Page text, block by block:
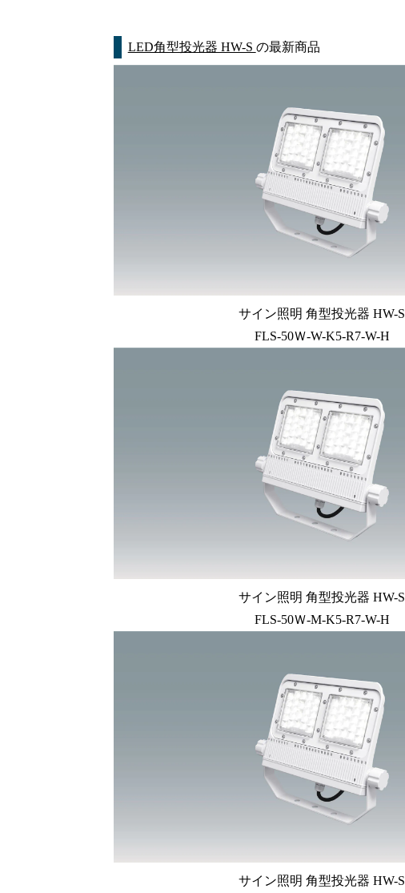
LED角型投光器 HW-S の最新商品
サイン照明 角型投光器 HW-S
FLS-50Ｗ-W-K5-R7-W-H
サイン照明 角型投光器 HW-S
FLS-50Ｗ-M-K5-R7-W-H
サイン照明 角型投光器 HW-S